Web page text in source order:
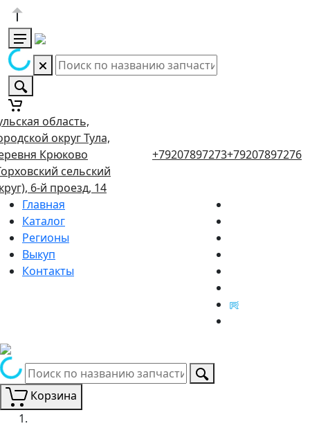
область,
округ Тула,
Крюково
сельский
6-й проезд, 14
+79207897273+79207897276
Главная
Каталог
Регионы
Выкуп
Контакты
Корзина